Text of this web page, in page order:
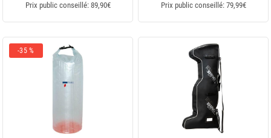
Prix public conseillé: 89,90€ Prix public conseillé: 79,99€
-35 %